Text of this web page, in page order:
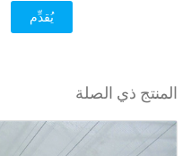
يُقدِّم
المنتج ذي الصلة